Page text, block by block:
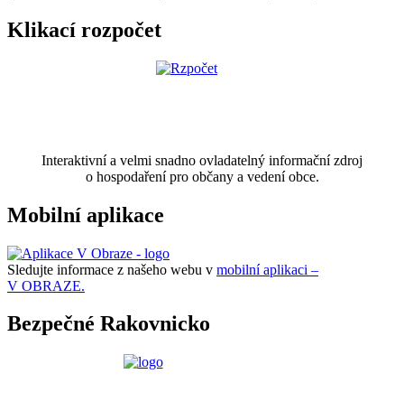
Klikací rozpočet
Interaktivní a velmi snadno ovladatelný informační zdroj
o hospodaření pro občany a vedení obce.
Mobilní aplikace
Sledujte informace z našeho webu v mobilní aplikaci –
V OBRAZE.
Bezpečné Rakovnicko